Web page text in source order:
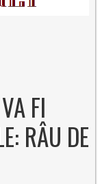
FI
RÂU DE